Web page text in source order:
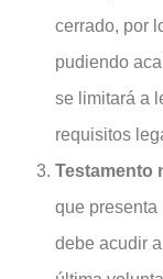
cerrado, por
pudiendo
se limitará a
requisitos
Testamento
que presenta
debe acudir